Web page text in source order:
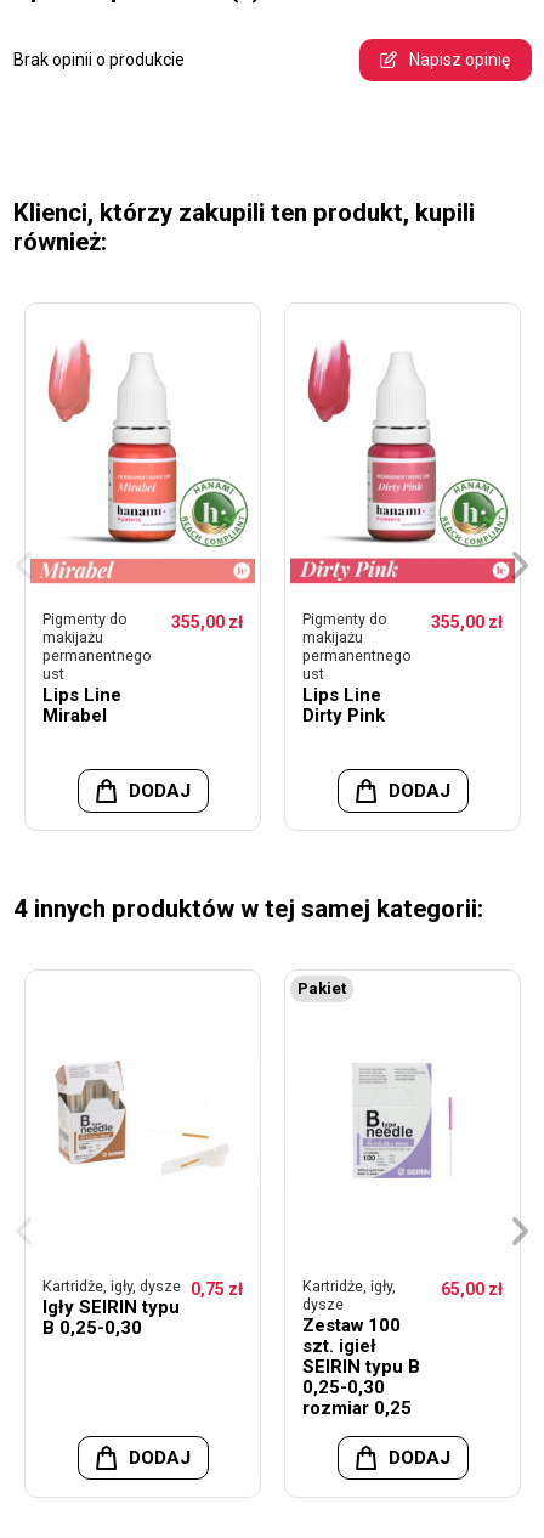
Brak opinii o produkcie Napisz opinię
Klienci, którzy zakupili ten produkt, kupili
również:
Pigmenty do
makijażu
permanentnego
ust
Lips Line
Mirabel
355,00 zł
DODAJ
Pigmenty do
makijażu
permanentnego
ust
Lips Line
Dirty Pink
355,00 zł
DODAJ
4 innych produktów w tej samej kategorii:
Kartridże, igły, dysze
Igły SEIRIN typu
B 0,25-0,30
0,75 zł
DODAJ
Pakiet
Kartridże, igły,
dysze
Zestaw 100
szt. igieł
SEIRIN typu B
0,25-0,30
rozmiar 0,25
65,00 zł
DODAJ